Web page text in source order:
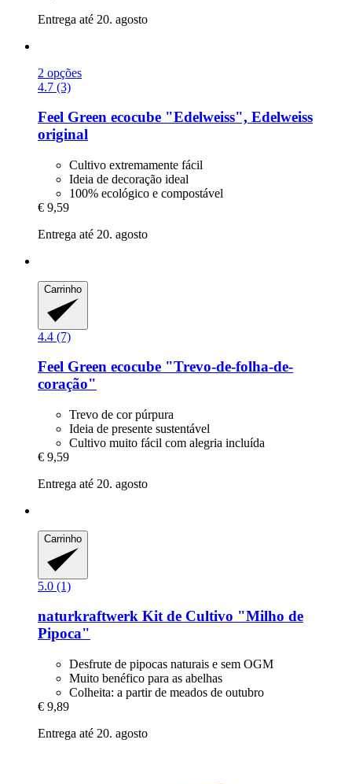
Entrega até 20. agosto
2 opções
4.7 (3)
Feel Green ecocube "Edelweiss", Edelweiss
original
Cultivo extremamente fácil
Ideia de decoração ideal
100% ecológico e compostável
€ 9,59
Entrega até 20. agosto
Carrinho
4.4 (7)
Feel Green ecocube "Trevo-​de-​folha-​de-​
coração"
Trevo de cor púrpura
Ideia de presente sustentável
Cultivo muito fácil com alegria incluída
€ 9,59
Entrega até 20. agosto
Carrinho
5.0 (1)
naturkraftwerk Kit de Cultivo "Milho de
Pipoca"
Desfrute de pipocas naturais e sem OGM
Muito benéfico para as abelhas
Colheita: a partir de meados de outubro
€ 9,89
Entrega até 20. agosto